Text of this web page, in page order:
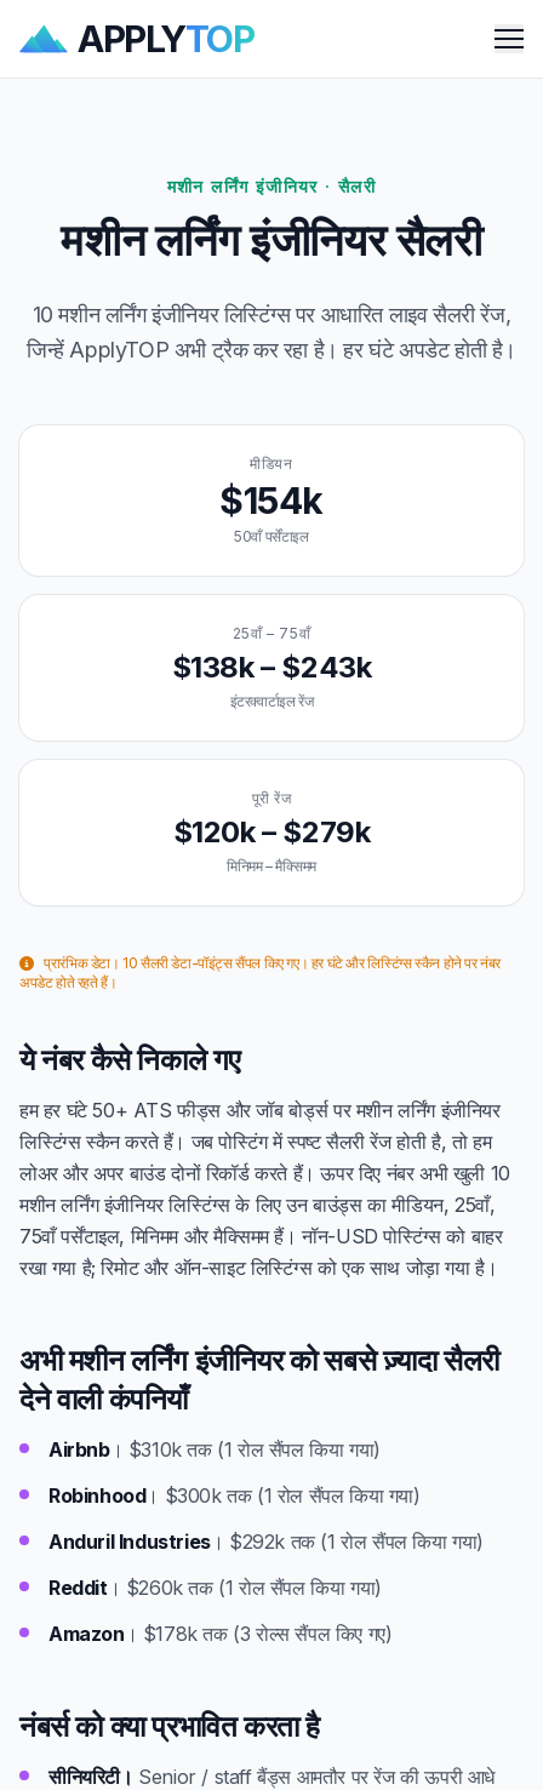
APPLYTOP
मशीन लर्निंग इंजीनियर · सैलरी
मशीन लर्निंग इंजीनियर सैलरी
10 मशीन लर्निंग इंजीनियर लिस्टिंग्स पर आधारित लाइव सैलरी रेंज,
जिन्हें ApplyTOP अभी ट्रैक कर रहा है। हर घंटे अपडेट होती है।
मीडियन
$154k
50वाँ पर्सेंटाइल
25वाँ – 75वाँ
$138k – $243k
इंटरक्वार्टाइल रेंज
पूरी रेंज
$120k – $279k
मिनिमम – मैक्सिमम
प्रारंभिक डेटा। 10 सैलरी डेटा-पॉइंट्स सैंपल किए गए। हर घंटे और लिस्टिंग्स स्कैन होने पर नंबर
अपडेट होते रहते हैं।
ये नंबर कैसे निकाले गए
हम हर घंटे 50+ ATS फीड्स और जॉब बोर्ड्स पर मशीन लर्निंग इंजीनियर
लिस्टिंग्स स्कैन करते हैं। जब पोस्टिंग में स्पष्ट सैलरी रेंज होती है, तो हम
लोअर और अपर बाउंड दोनों रिकॉर्ड करते हैं। ऊपर दिए नंबर अभी खुली 10
मशीन लर्निंग इंजीनियर लिस्टिंग्स के लिए उन बाउंड्स का मीडियन, 25वाँ,
75वाँ पर्सेंटाइल, मिनिमम और मैक्सिमम हैं। नॉन-USD पोस्टिंग्स को बाहर
रखा गया है; रिमोट और ऑन-साइट लिस्टिंग्स को एक साथ जोड़ा गया है।
अभी मशीन लर्निंग इंजीनियर को सबसे ज़्यादा सैलरी
देने वाली कंपनियाँ
Airbnb। $310k तक (1 रोल सैंपल किया गया)
Robinhood। $300k तक (1 रोल सैंपल किया गया)
Anduril Industries। $292k तक (1 रोल सैंपल किया गया)
Reddit। $260k तक (1 रोल सैंपल किया गया)
Amazon । $178k तक (3 रोल्स सैंपल किए गए)
नंबर्स को क्या प्रभावित करता है
सीनियरिटी। Senior / staff बैंड्स आमतौर पर रेंज की ऊपरी आधे